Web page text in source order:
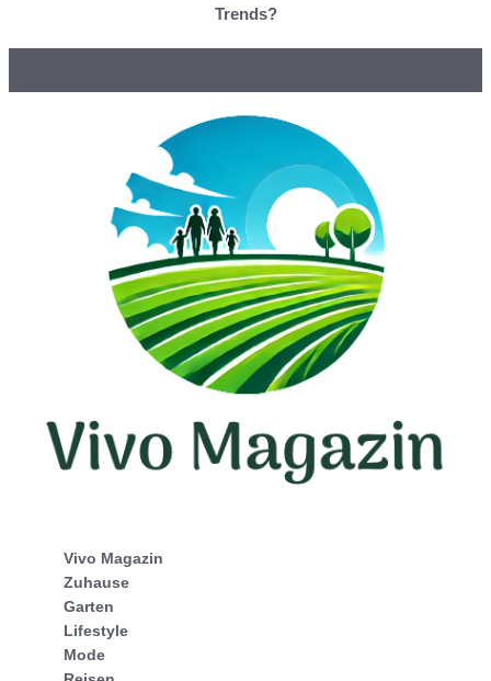
Trends?
Vivo Magazin
Zuhause
Garten
Lifestyle
Mode